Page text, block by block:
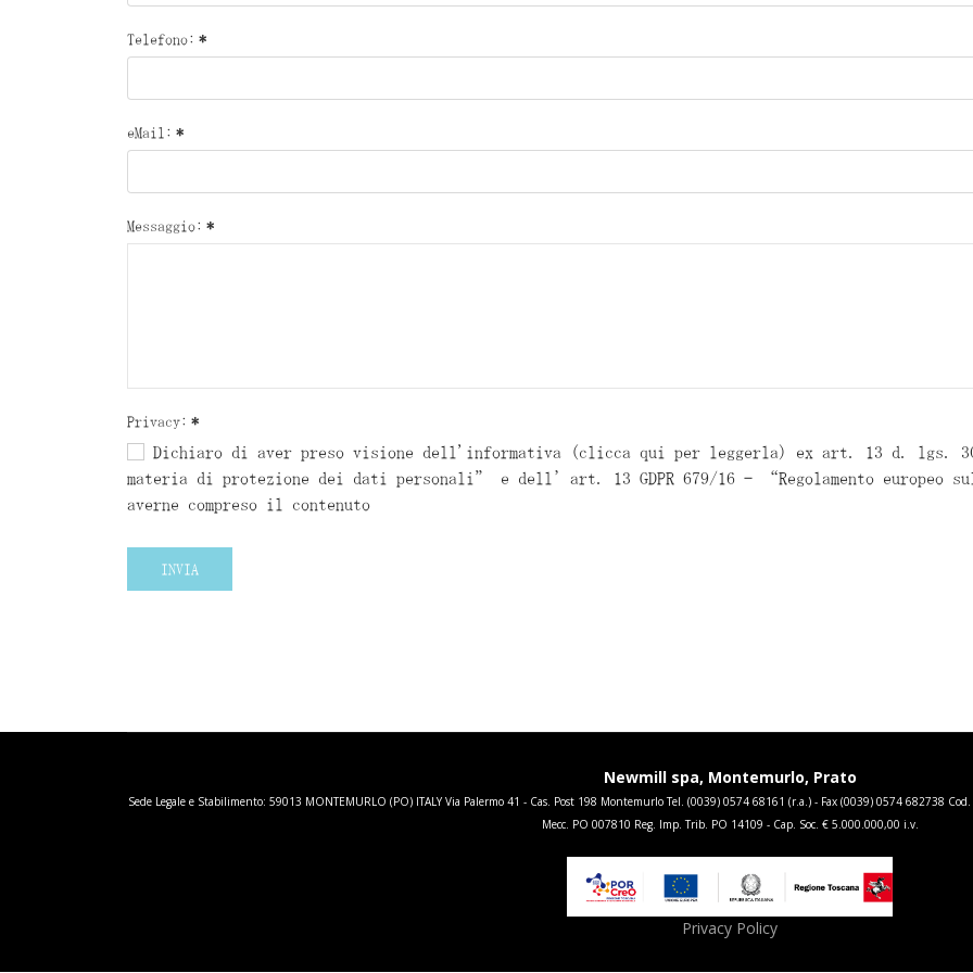
Telefono: *
eMail: *
Messaggio: *
Privacy: *
Dichiaro di aver preso visione dell'informativa (clicca qui per leggerla) ex art. 13 d. lgs. 30
materia di protezione dei dati personali” e dell’art. 13 GDPR 679/16 – “Regolamento
averne compreso il contenuto
INVIA
Newmill spa, Montemurlo, Prato
Sede Legale e Stabilimento: 59013 MONTEMURLO (PO) ITALY Via Palermo 41 - Cas. Post 198 Montemurlo Tel. (0039) 0574 68161 (r.a.) - Fax (0039) 0574 682738
Mecc. PO 007810 Reg. Imp. Trib. PO 14109 - Cap. Soc. € 5.000.000,00 i.v.
Privacy Policy